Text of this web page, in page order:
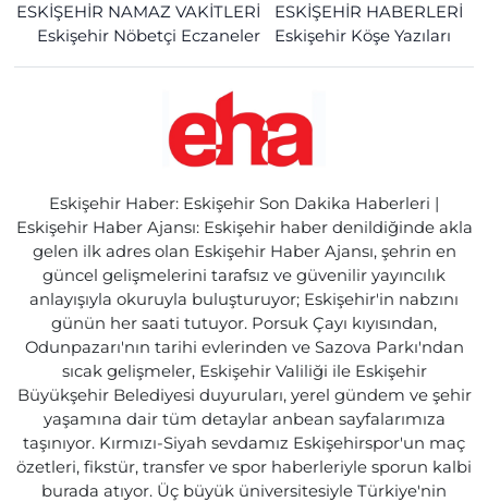
ESKİŞEHİR NAMAZ VAKİTLERİ
ESKİŞEHİR HABERLERİ
Eskişehir Nöbetçi Eczaneler
Eskişehir Köşe Yazıları
Eskişehir Haber: Eskişehir Son Dakika Haberleri |
Eskişehir Haber Ajansı: Eskişehir haber denildiğinde akla
gelen ilk adres olan Eskişehir Haber Ajansı, şehrin en
güncel gelişmelerini tarafsız ve güvenilir yayıncılık
anlayışıyla okuruyla buluşturuyor; Eskişehir'in nabzını
günün her saati tutuyor. Porsuk Çayı kıyısından,
Odunpazarı'nın tarihi evlerinden ve Sazova Parkı'ndan
sıcak gelişmeler, Eskişehir Valiliği ile Eskişehir
Büyükşehir Belediyesi duyuruları, yerel gündem ve şehir
yaşamına dair tüm detaylar anbean sayfalarımıza
taşınıyor. Kırmızı-Siyah sevdamız Eskişehirspor'un maç
özetleri, fikstür, transfer ve spor haberleriyle sporun kalbi
burada atıyor. Üç büyük üniversitesiyle Türkiye'nin